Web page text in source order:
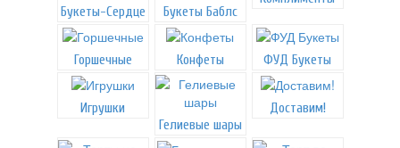
Букеты-Сердце Букеты Баблс
Горшечные Конфеты ФУД Букеты
Игрушки
Гелиевые шары
Доставим!